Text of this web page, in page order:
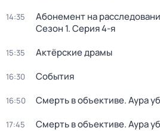
14:35 Абонемент на
Сезон 1. Серия 4-я
15:35 Актёрские драмы
16:30 События
16:50 Смерть в объективе. Аура
17:45 Смерть в объективе. Аура